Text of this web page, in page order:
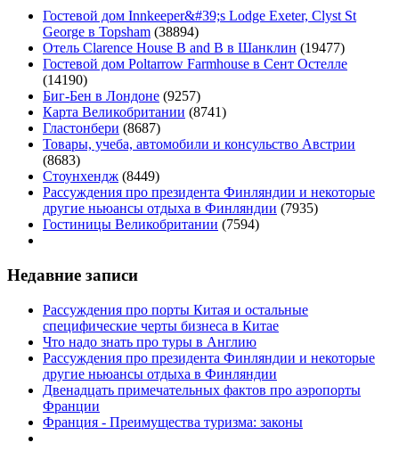
Гостевой дом Innkeeper&#39;s Lodge Exeter, Clyst St
George в Topsham (38894)
Отель Clarence House B and B в Шанклин (19477)
Гостевой дом Poltarrow Farmhouse в Сент Остелле
(14190)
Биг-Бен в Лондоне (9257)
Карта Великобритании (8741)
Гластонбери (8687)
Товары, учеба, автомобили и консульство Австрии
(8683)
Стоунхендж (8449)
Рассуждения про президента Финляндии и некоторые
другие ньюансы отдыха в Финляндии (7935)
Гостиницы Великобритании (7594)
Недавние записи
Рассуждения про порты Китая и остальные
специфические черты бизнеса в Китае
Что надо знать про туры в Англию
Рассуждения про президента Финляндии и некоторые
другие ньюансы отдыха в Финляндии
Двенадцать примечательных фактов про аэропорты
Франции
Франция - Преимущества туризма: законы